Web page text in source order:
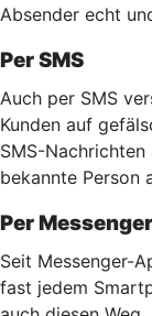
Absender echt
Per SMS
Auch per SMS
Kunden auf
SMS-
bekannte Person
Per Messenger
Seit Messenger-
fast jedem